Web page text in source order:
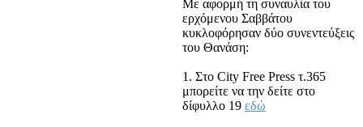
Με αφορμή τη συναυλία του
ερχόμενου Σαββάτου
κυκλοφόρησαν δύο συνεντεύξεις
του Θανάση:
1. Στο City Free Press τ.365
μπορείτε να την δείτε στο
δίφυλλο 19 εδώ